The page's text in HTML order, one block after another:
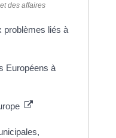
des affaires
problèmes liés à
Européens à